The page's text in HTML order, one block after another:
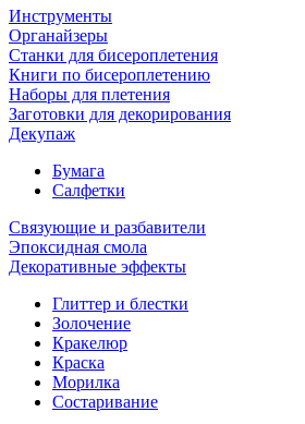
Инструменты
Органайзеры
Станки для бисероплетения
Книги по бисероплетению
Наборы для плетения
Заготовки для декорирования
Декупаж
Бумага
Салфетки
Связующие и разбавители
Эпоксидная смола
Декоративные эффекты
Глиттер и блестки
Золочение
Кракелюр
Краска
Морилка
Состаривание